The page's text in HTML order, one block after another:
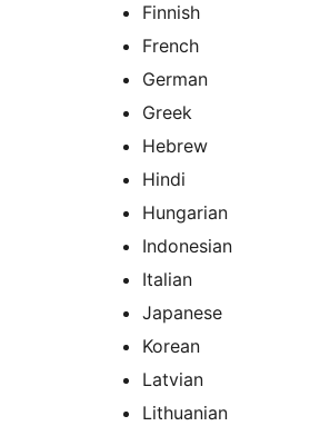
Finnish
French
German
Greek
Hebrew
Hindi
Hungarian
Indonesian
Italian
Japanese
Korean
Latvian
Lithuanian